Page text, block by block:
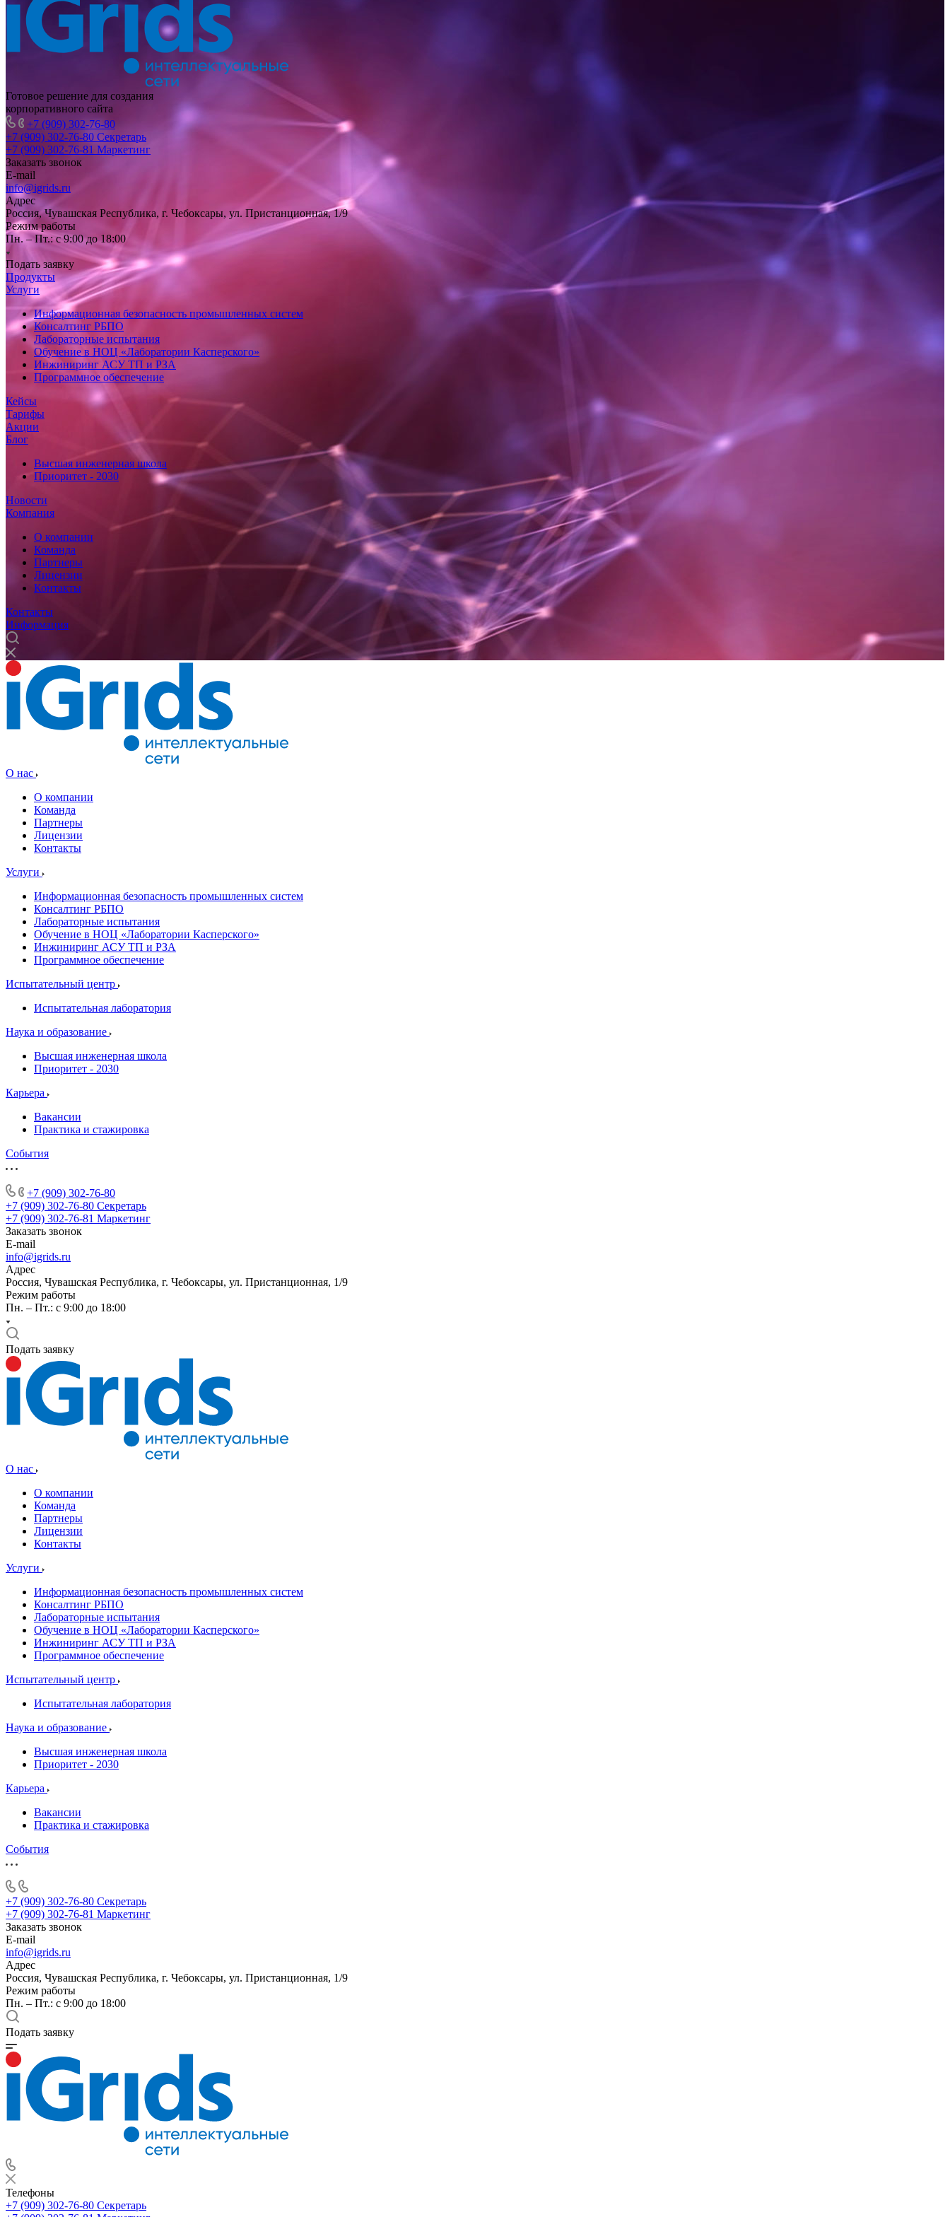
Готовое решение для создания
корпоративного сайта
+7 (909) 302-76-80
+7 (909) 302-76-80 Секретарь
+7 (909) 302-76-81 Маркетинг
Заказать звонок
E-mail
info@igrids.ru
Адрес
Россия, Чувашская Республика, г. Чебоксары, ул. Пристанционная, 1/9
Режим работы
Пн. – Пт.: с 9:00 до 18:00
Подать заявку
Продукты
Услуги
Информационная безопасность промышленных систем
Консалтинг РБПО
Лабораторные испытания
Обучение в НОЦ «Лаборатории Касперского»
Инжиниринг АСУ ТП и РЗА
Программное обеспечение
Кейсы
Тарифы
Акции
Блог
Высшая инженерная школа
Приоритет - 2030
Новости
Компания
О компании
Команда
Партнеры
Лицензии
Контакты
Контакты
Информация
О нас
О компании
Команда
Партнеры
Лицензии
Контакты
Услуги
Информационная безопасность промышленных систем
Консалтинг РБПО
Лабораторные испытания
Обучение в НОЦ «Лаборатории Касперского»
Инжиниринг АСУ ТП и РЗА
Программное обеспечение
Испытательный центр
Испытательная лаборатория
Наука и образование
Высшая инженерная школа
Приоритет - 2030
Карьера
Вакансии
Практика и стажировка
События
+7 (909) 302-76-80
+7 (909) 302-76-80 Секретарь
+7 (909) 302-76-81 Маркетинг
Заказать звонок
E-mail
info@igrids.ru
Адрес
Россия, Чувашская Республика, г. Чебоксары, ул. Пристанционная, 1/9
Режим работы
Пн. – Пт.: с 9:00 до 18:00
Подать заявку
О нас
О компании
Команда
Партнеры
Лицензии
Контакты
Услуги
Информационная безопасность промышленных систем
Консалтинг РБПО
Лабораторные испытания
Обучение в НОЦ «Лаборатории Касперского»
Инжиниринг АСУ ТП и РЗА
Программное обеспечение
Испытательный центр
Испытательная лаборатория
Наука и образование
Высшая инженерная школа
Приоритет - 2030
Карьера
Вакансии
Практика и стажировка
События
+7 (909) 302-76-80 Секретарь
+7 (909) 302-76-81 Маркетинг
Заказать звонок
E-mail
info@igrids.ru
Адрес
Россия, Чувашская Республика, г. Чебоксары, ул. Пристанционная, 1/9
Режим работы
Пн. – Пт.: с 9:00 до 18:00
Подать заявку
Телефоны
+7 (909) 302-76-80 Секретарь